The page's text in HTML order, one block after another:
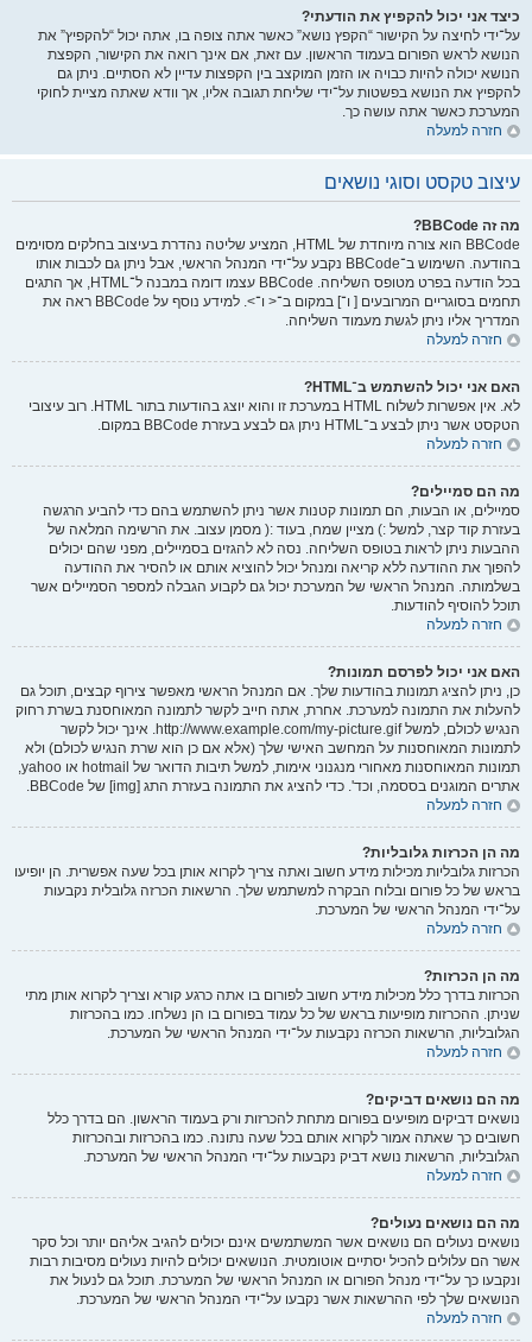
כיצד אני יכול להקפיץ את הודעתי?
על־ידי לחיצה על הקישור “הקפץ נושא” כאשר אתה צופה בו, אתה יכול “להקפיץ” את
הנושא לראש הפורום בעמוד הראשון. עם זאת, אם אינך רואה את הקישור, הקפצת
הנושא יכולה להיות כבויה או הזמן המוקצב בין הקפצות עדיין לא הסתיים. ניתן גם
להקפיץ את הנושא בפשטות על־ידי שליחת תגובה אליו, אך וודא שאתה מציית לחוקי
המערכת כאשר אתה עושה כך.
חזרה למעלה
עיצוב טקסט וסוגי נושאים
מה זה BBCode?
BBCode הוא צורה מיוחדת של HTML, המציע שליטה נהדרת בעיצוב בחלקים מסוימים
בהודעה. השימוש ב־BBCode נקבע על־ידי המנהל הראשי, אבל ניתן גם לכבות אותו
בכל הודעה בפרט מטופס השליחה. BBCode עצמו דומה במבנה ל־HTML, אך התגים
תחמים בסוגריים המרובעים [ ו־] במקום ב־< ו־>. למידע נוסף על BBCode ראה את
המדריך אליו ניתן לגשת מעמוד השליחה.
חזרה למעלה
האם אני יכול להשתמש ב־HTML?
לא. אין אפשרות לשלוח HTML במערכת זו והוא יוצג בהודעות בתור HTML. רוב עיצובי
הטקסט אשר ניתן לבצע ב־HTML ניתן גם לבצע בעזרת BBCode במקום.
חזרה למעלה
מה הם סמיילים?
סמיילים, או הבעות, הם תמונות קטנות אשר ניתן להשתמש בהם כדי להביע הרגשה
בעזרת קוד קצר, למשל :) מציין שמח, בעוד :( מסמן עצוב. את הרשימה המלאה של
ההבעות ניתן לראות בטופס השליחה. נסה לא להגזים בסמיילים, מפני שהם יכולים
להפוך את ההודעה ללא קריאה ומנהל יכול להוציא אותם או להסיר את ההודעה
בשלמותה. המנהל הראשי של המערכת יכול גם לקבוע הגבלה למספר הסמיילים אשר
תוכל להוסיף להודעות.
חזרה למעלה
האם אני יכול לפרסם תמונות?
כן, ניתן להציג תמונות בהודעות שלך. אם המנהל הראשי מאפשר צירוף קבצים, תוכל גם
להעלות את התמונה למערכת. אחרת, אתה חייב לקשר לתמונה המאוחסנת בשרת רחוק
הנגיש לכולם, למשל http://www.example.com/my-picture.gif. אינך יכול לקשר
לתמונות המאוחסנות על המחשב האישי שלך (אלא אם כן הוא שרת הנגיש לכולם) ולא
תמונות המאוחסנות מאחורי מנגנוני אימות, למשל תיבות הדואר של hotmail או yahoo,
אתרים המוגנים בססמה, וכד'. כדי להציג את התמונה בעזרת התג [img] של BBCode.
חזרה למעלה
מה הן הכרזות גלובליות?
הכרזות גלובליות מכילות מידע חשוב ואתה צריך לקרוא אותן בכל שעה אפשרית. הן יופיעו
בראש של כל פורום ובלוח הבקרה למשתמש שלך. הרשאות הכרזה גלובלית נקבעות
על־ידי המנהל הראשי של המערכת.
חזרה למעלה
מה הן הכרזות?
הכרזות בדרך כלל מכילות מידע חשוב לפורום בו אתה כרגע קורא וצריך לקרוא אותן מתי
שניתן. ההכרזות מופיעות בראש של כל עמוד בפורום בו הן נשלחו. כמו בהכרזות
הגלובליות, הרשאות הכרזה נקבעות על־ידי המנהל הראשי של המערכת.
חזרה למעלה
מה הם נושאים דביקים?
נושאים דביקים מופיעים בפורום מתחת להכרזות ורק בעמוד הראשון. הם בדרך כלל
חשובים כך שאתה אמור לקרוא אותם בכל שעה נתונה. כמו בהכרזות ובהכרזות
הגלובליות, הרשאות נושא דביק נקבעות על־ידי המנהל הראשי של המערכת.
חזרה למעלה
מה הם נושאים נעולים?
נושאים נעולים הם נושאים אשר המשתמשים אינם יכולים להגיב אליהם יותר וכל סקר
אשר הם עלולים להכיל יסתיים אוטומטית. הנושאים יכולים להיות נעולים מסיבות רבות
ונקבעו כך על־ידי מנהל הפורום או המנהל הראשי של המערכת. תוכל גם לנעול את
הנושאים שלך לפי ההרשאות אשר נקבעו על־ידי המנהל הראשי של המערכת.
חזרה למעלה